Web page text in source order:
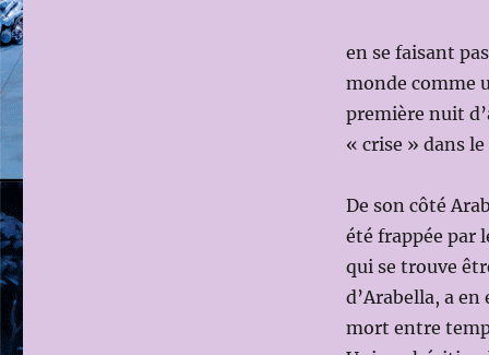
en se faisant
monde comme
première nuit
« crise » dans
De son côté
été frappée par
qui se trouve
d’Arabella, a
mort entre